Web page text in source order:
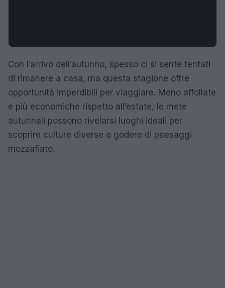
Con l’arrivo dell’autunno, spesso ci si sente tentati
di rimanere a casa, ma questa stagione offre
opportunità imperdibili per viaggiare. Meno affollate
e più economiche rispetto all’estate, le mete
autunnali possono rivelarsi luoghi ideali per
scoprire culture diverse e godere di paesaggi
mozzafiato.